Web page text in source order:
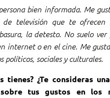
bien informada. Me
de televisión que te
la detesto. No suelo
internet o en el cine. Me
políticos, sociales y culturales.
tienes? ¿Te consideras
tus gustos en los